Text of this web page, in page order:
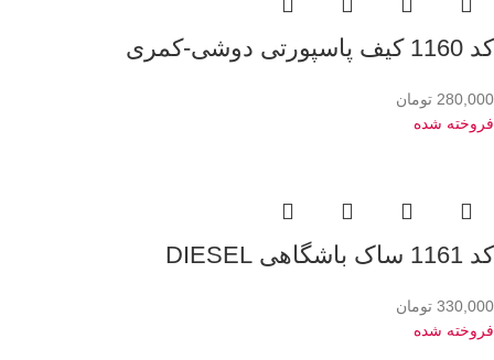
کد 1160 کیف پاسپورتی دوشی-کمری
280,000 تومان
فروخته شده
کد 1161 ساک باشگاهی DIESEL
330,000 تومان
فروخته شده